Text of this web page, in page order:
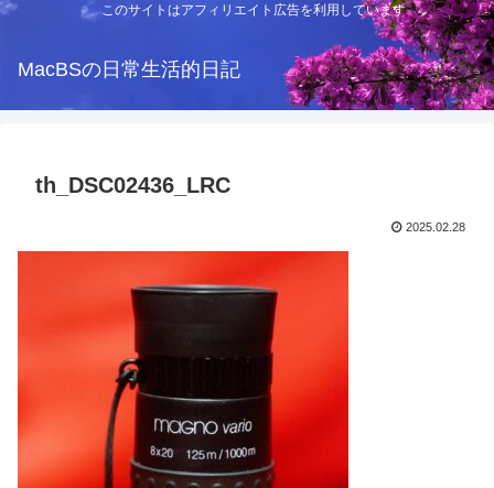
このサイトはアフィリエイト広告を利用しています
MacBSの日常生活的日記
th_DSC02436_LRC
2025.02.28